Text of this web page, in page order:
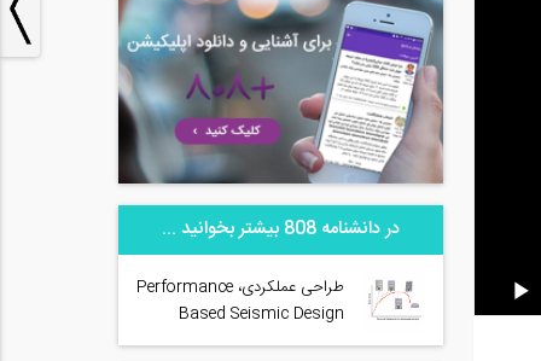
در دانشنامه 808 بیشتر بخوانید ...
طراحی عملکردی، Performance
Based Seismic Design